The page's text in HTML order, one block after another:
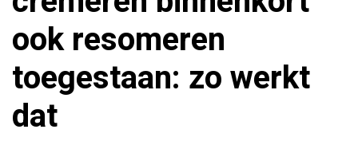
ook resomeren
toegestaan: zo werkt
dat